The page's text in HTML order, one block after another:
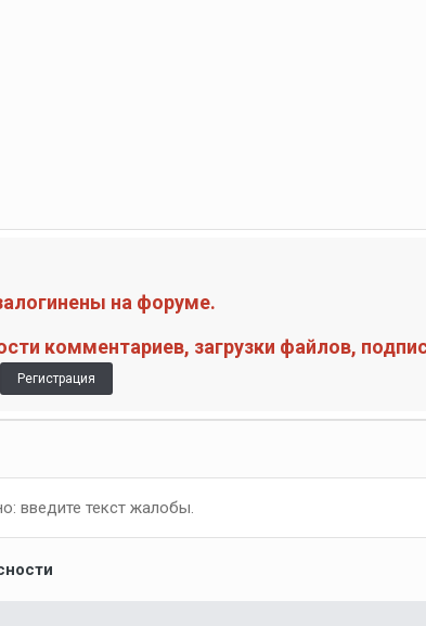
на форуме.
комментариев, загрузки файлов,
Регистрация
введите текст жалобы.